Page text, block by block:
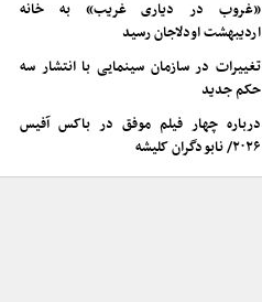
«غروب در دیاری غریب» به خانه
اردیبهشت اودلاجان رسید
تغییرات در سازمان سینمایی با انتشار سه
حکم جدید
درباره چهار فیلم موفق در باکس آفیس
۲۰۲۶/ نابودگران کلیشه